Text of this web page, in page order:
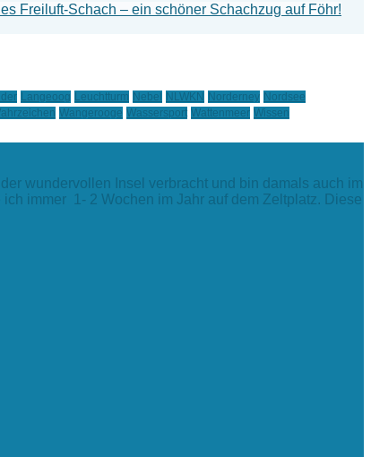
Freiluft-Schach – ein schöner Schachzug auf Föhr!
Langeoog Leuchtturm Nebel NLWKN Norderney Nordsee
Wangerooge Wassersport Wattenmeer Wissen
wundervollen Insel verbracht und bin damals auch im
ich immer 1- 2 Wochen im Jahr auf dem Zeltplatz. Diese